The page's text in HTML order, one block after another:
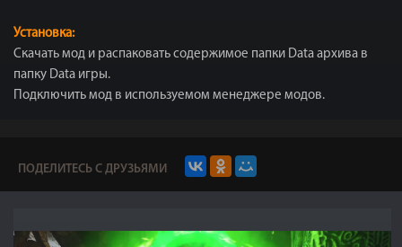
Установка:
Скачать мод и распаковать содержимое папки Data архива в
папку Data игры.
Подключить мод в используемом менеджере модов.
ПОДЕЛИТЕСЬ С ДРУЗЬЯМИ